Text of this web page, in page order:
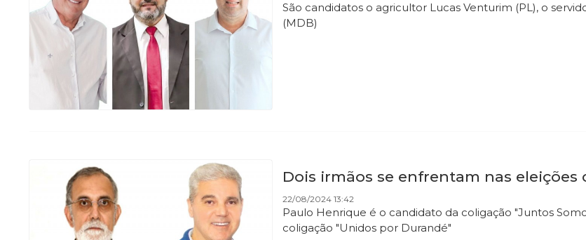
São candidatos o agricultor Lucas Venturim (PL), o
(MDB)
Dois irmãos se enfrentam nas
22/08/2024 13:42
Paulo Henrique é o candidato da coligação "Juntos
coligação "Unidos por Durandé"